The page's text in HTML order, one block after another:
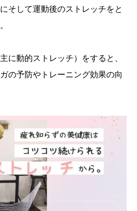
そして運動後のストレッチをと
に動的ストレッチ）をすると、
の予防やトレーニング効果の向